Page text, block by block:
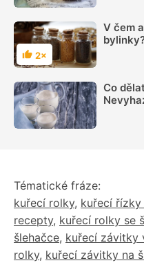
Hodnocení
2×
V čem
Co
Tématické fráze:
kuřecí rolky, kuřecí řízky
recepty, kuřecí rolky se
šlehačce, kuřecí závitky
rolky, kuřecí závitky na